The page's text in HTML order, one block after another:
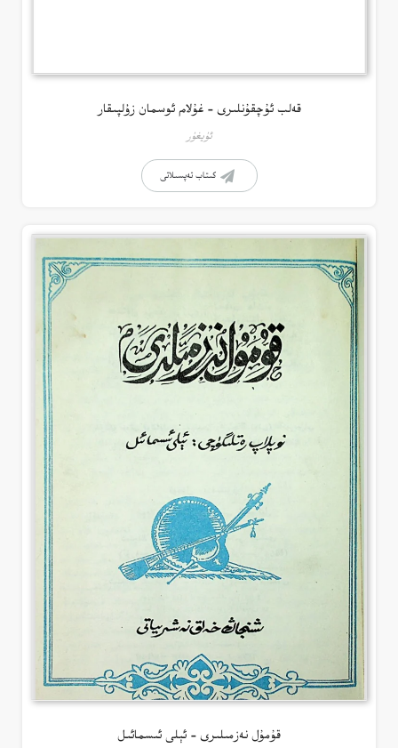
قەلب ئۇچقۇنلىرى – غۇلام ئوسمان زۇلپىقار
ئۇيغۇر
كىتاب تەپسىلاتى
قۇمۇل نەزمىلىرى – ئېلى ئىسمائىل